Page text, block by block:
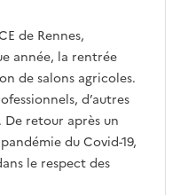
de Rennes,
année, la rentrée
de salons agricoles.
d’autres
retour après un
du Covid-19,
le respect des